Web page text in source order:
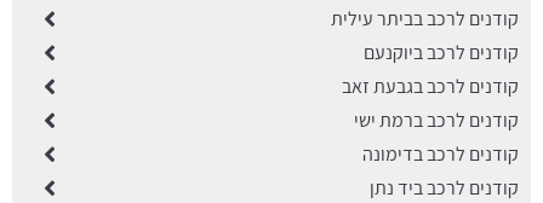
קודנים לרכב בביתר עילית
קודנים לרכב ביוקנעם
קודנים לרכב בגבעת זאב
קודנים לרכב ברמת ישי
קודנים לרכב בדימונה
קודנים לרכב ביד נתן